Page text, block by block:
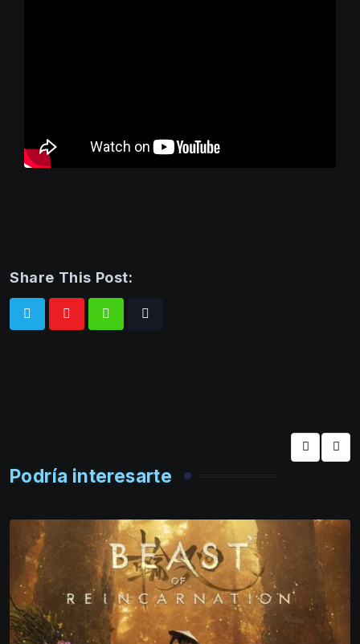
Share This Post:
WhatsappTiktok
Podría interesarte